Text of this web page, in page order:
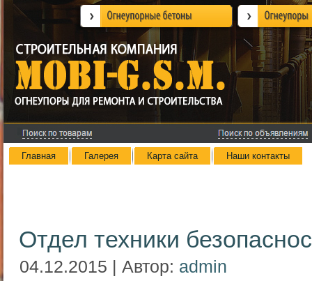
Главная Галерея Карта сайта Наши контакты
Отдел техники
04.12.2015 | Автор: admin